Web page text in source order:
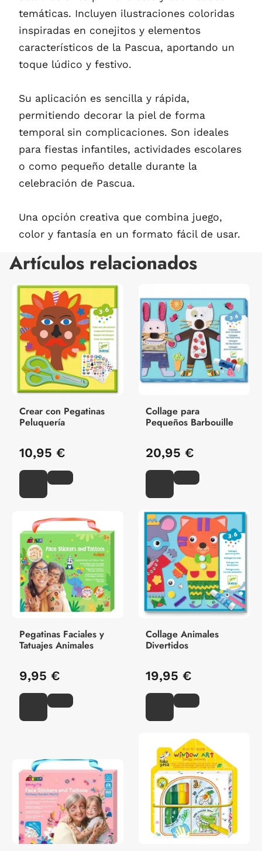
temáticas. Incluyen ilustraciones coloridas
inspiradas en conejitos y elementos
característicos de la Pascua, aportando un
toque lúdico y festivo.
Su aplicación es sencilla y rápida,
permitiendo decorar la piel de forma
temporal sin complicaciones. Son ideales
para fiestas infantiles, actividades escolares
o como pequeño detalle durante la
celebración de Pascua.
Una opción creativa que combina juego,
color y fantasía en un formato fácil de usar.
Artículos relacionados
Crear con Pegatinas
Peluquería
10,95 €
Collage para
Pequeños Barbouille
20,95 €
Pegatinas Faciales y
Tatuajes Animales
9,95 €
Collage Animales
Divertidos
19,95 €